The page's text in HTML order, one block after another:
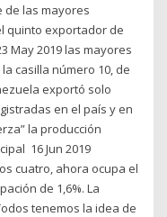
de las mayores
quinto exportador de
May 2019 las mayores
casilla número 10, de
exportó solo
en el país y en
la producción
16 Jun 2019
cuatro, ahora ocupa el
de 1,6%. La
tenemos la idea de